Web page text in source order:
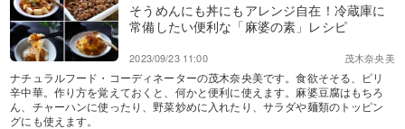
そうめんにも丼にもアレンジ自在！冷蔵庫に
常備したい便利な「麻婆の素」レシピ
茂木奈央美
2023/09/23 11:00
ナチュラルフード・コーディネーターの茂木奈央美です。食欲そそる、ピリ
辛中華。作り方を覚えておくと、何かと便利に使えます。麻婆豆腐はもちろ
ん、チャーハンに使ったり、野菜炒めに入れたり、サラダや麺類のトッピン
グにも使えます。